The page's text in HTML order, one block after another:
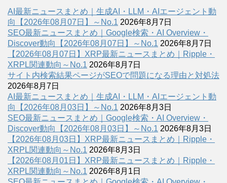
AI最新ニュースまとめ｜生成AI・LLM・AIエージェント動
向【2026年08月07日】～No.1 2026年8月7日
SEO最新ニュースまとめ｜Google検索・AI Overview・
Discover動向【2026年08月07日】～No.1 2026年8月7日
【2026年08月07日】XRP最新ニュースまとめ｜Ripple・
XRPL関連動向～No.1 2026年8月7日
サイト内検索結果ページがSEOで問題になる理由と対処法
2026年8月7日
AI最新ニュースまとめ｜生成AI・LLM・AIエージェント動
向【2026年08月03日】～No.1 2026年8月3日
SEO最新ニュースまとめ｜Google検索・AI Overview・
Discover動向【2026年08月03日】～No.1 2026年8月3日
【2026年08月03日】XRP最新ニュースまとめ｜Ripple・
XRPL関連動向～No.1 2026年8月3日
【2026年08月01日】XRP最新ニュースまとめ｜Ripple・
XRPL関連動向～No.1 2026年8月1日